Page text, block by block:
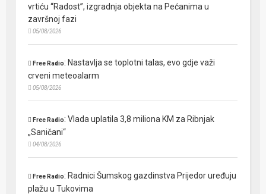
vrtiću “Radost”, izgradnja objekta na Pećanima u
završnoj fazi
05/08/2026
Free Radio: Nastavlja se toplotni talas, evo gdje važi
crveni meteoalarm
05/08/2026
Free Radio:Vlada uplatila 3,8 miliona KM za Ribnjak
„Saničani“
04/08/2026
Free Radio: Radnici Šumskog gazdinstva Prijedor uređuju
plažu u Tukovima